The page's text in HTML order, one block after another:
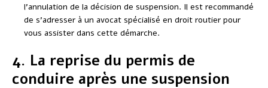
l’annulation de la décision de suspension. Il est recommandé
de s’adresser à un avocat spécialisé en droit routier pour
vous assister dans cette démarche.
4. La reprise du permis de
conduire après une suspension